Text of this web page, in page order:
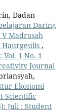
Dadan
Daring
V Madrasah
,
1 No. 1
Journal
Ekonomi
Scientific
Juli : Student